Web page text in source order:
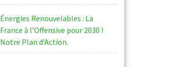
Énergies Renouvelables : La
France à l’Offensive pour 2030 !
Notre Plan d’Action.